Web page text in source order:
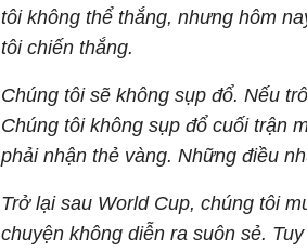
tôi không thể thắng, nhưng hôm
tôi chiến thắng.
Chúng tôi sẽ không sụp đổ. Nếu
Chúng tôi không sụp đổ cuối trận
phải nhận thẻ vàng. Những điều
Trở lại sau World Cup, chúng tôi
chuyện không diễn ra suôn sẻ.